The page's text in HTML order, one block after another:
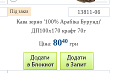
Під заказ
13811-06
Кава зерно '100% Арабіка Бурунді'
ДП100х170 крафт 70г
Ціна: 8040 грн